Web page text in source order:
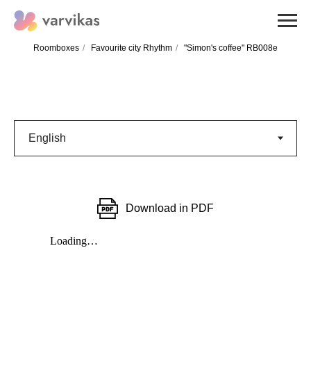
Roomboxes / Favourite city Rhythm / "Simon's coffee" RB008e
Download in PDF